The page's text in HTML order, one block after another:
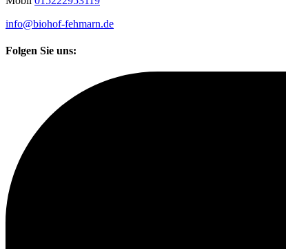
info@biohof-fehmarn.de
Folgen Sie uns: